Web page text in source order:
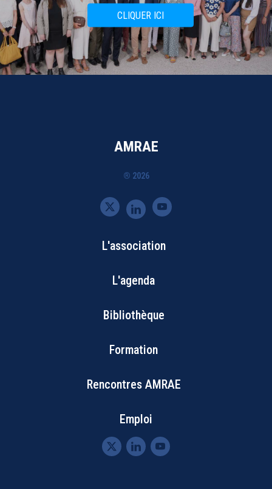
CLIQUER ICI
AMRAE
® 2026
Bottom
Footer
Menu
L'association
L'agenda
Bibliothèque
Formation
Rencontres AMRAE
Emploi